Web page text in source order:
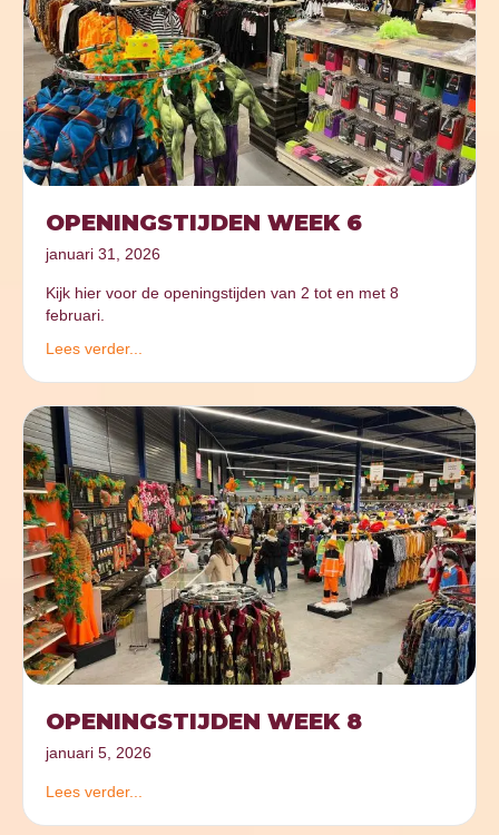
OPENINGSTIJDEN WEEK 6
januari 31, 2026
Kijk hier voor de openingstijden van 2 tot en met 8
februari.
Lees verder...
OPENINGSTIJDEN WEEK 8
januari 5, 2026
Lees verder...